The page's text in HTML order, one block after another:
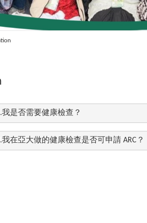
我是否需要健康檢查？
我在亞大做的健康檢查是否可申請 ARC？